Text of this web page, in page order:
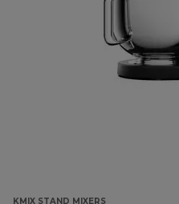
KMIX STAND MIXERS